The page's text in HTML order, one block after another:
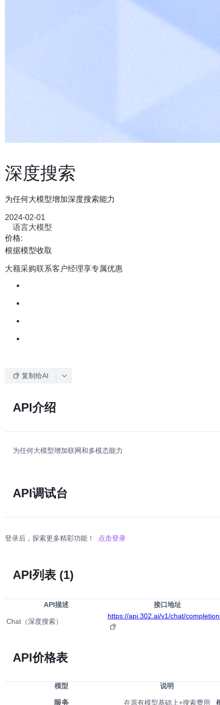
深度搜索
为任何大模型增加深度搜索能力
2024-02-01
语言大模型
价格:
根据模型收取
大额采购联系客户经理享专属优惠
复制给AI
API介绍
为任何大模型增加联网和多模态能力
API调试台
登录后，探索更多精彩功能！ 点击登录
API列表 (1)
API描述 接口地址
Chat（深度搜索）
https://api.302.ai/v1/chat/
API价格表
模型 说明
服务 在原有模型基础上+搜索费用